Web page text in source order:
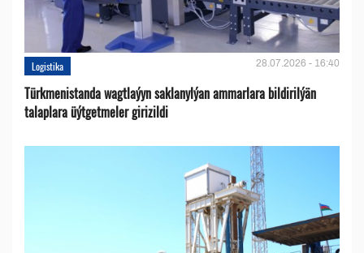
Logistika 28.07.2026 - 16:40
Türkmenistanda wagtlaýyn saklanylýan ammarlara bildirilýän
talaplara üýtgetmeler girizildi